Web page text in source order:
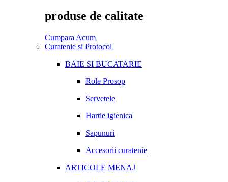
produse de calitate
Cumpara Acum
Curatenie si Protocol
BAIE SI BUCATARIE
Role Prosop
Servetele
Hartie igienica
Sapunuri
Accesorii curatenie
ARTICOLE MENAJ